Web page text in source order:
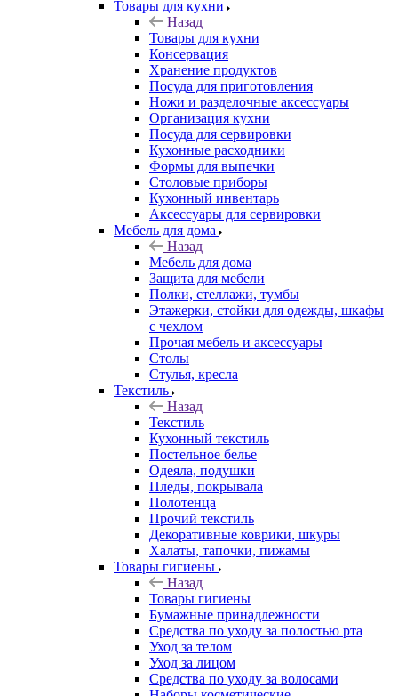
Товары для кухни
Назад
Товары для кухни
Консервация
Хранение продуктов
Посуда для приготовления
Ножи и разделочные аксессуары
Организация кухни
Посуда для сервировки
Кухонные расходники
Формы для выпечки
Столовые приборы
Кухонный инвентарь
Аксессуары для сервировки
Мебель для дома
Назад
Мебель для дома
Защита для мебели
Полки, стеллажи, тумбы
Этажерки, стойки для одежды, шкафы
с чехлом
Прочая мебель и аксессуары
Столы
Стулья, кресла
Текстиль
Назад
Текстиль
Кухонный текстиль
Постельное белье
Одеяла, подушки
Пледы, покрывала
Полотенца
Прочий текстиль
Декоративные коврики, шкуры
Халаты, тапочки, пижамы
Товары гигиены
Назад
Товары гигиены
Бумажные принадлежности
Средства по уходу за полостью рта
Уход за телом
Уход за лицом
Средства по уходу за волосами